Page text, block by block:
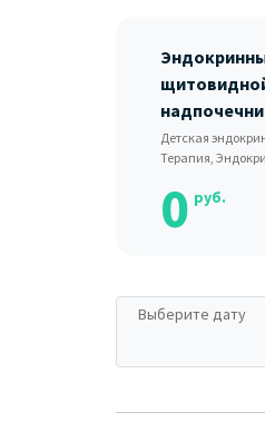
Детская
Терапия,
0 руб.
Выберите дату